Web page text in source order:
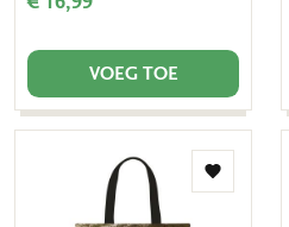
VOEG TOE
Toevoegen